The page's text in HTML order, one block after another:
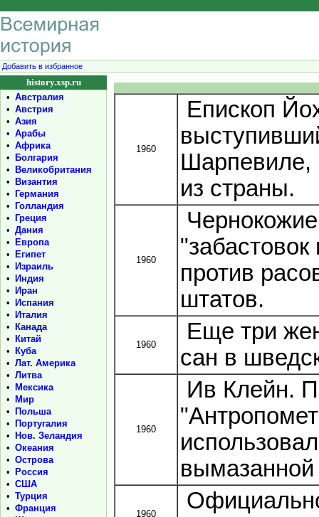
Добавить в избранное
history.xsp.ru
• Австралия
• Австрия
• Азия
• Арабы
• Африка
•
Болгария
•
Великобритания
•
Византия
•
Германия
•
Голландия
•
Греция
• Дания
•
Европа
•
Египет
•
Израиль
•
Индия
•
Иран
•
Испания
•
Италия
•
Канада
•
Китай
•
Куба
• Лат. Америка
• Литва
•
Мексика
•
Мир
•
Польша
•
Португалия
•
Нов. Зеландия
• Океания
• Острова
•
Россия
• США
• Турция
• Франция
1960
Епископ
из страны.
1960
"забастовок
против
штатов.
1960
Еще три
сан в
1960
Ив Клейн.
вымазанной
1960